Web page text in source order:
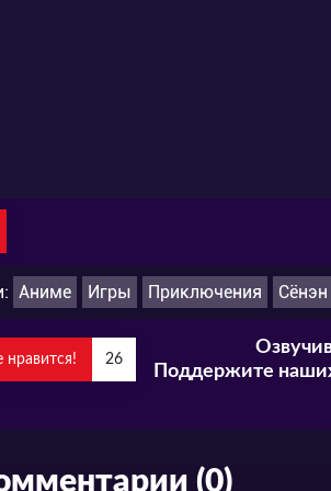
Аниме Игры Приключения Сёнэн
нравится! 26
Поддержите
(0)